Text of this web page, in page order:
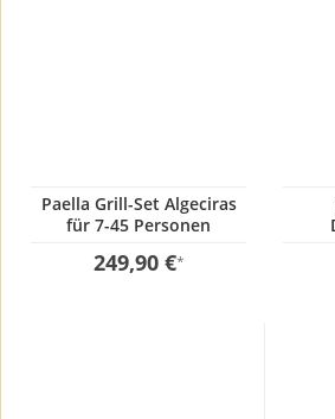
Paella Grill-Set Algeciras
für 7-45 Personen
249,90 €*